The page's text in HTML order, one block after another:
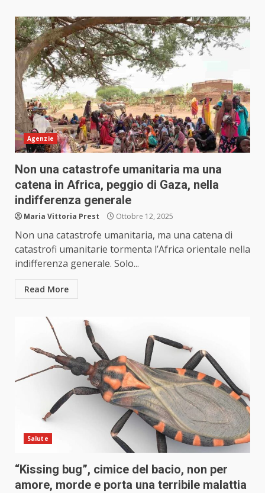
Agenzie
Non una catastrofe umanitaria ma una
catena in Africa, peggio di Gaza, nella
indifferenza generale
Maria Vittoria Prest Ottobre 12, 2025
Non una catastrofe umanitaria, ma una catena di
catastrofi umanitarie tormenta l’Africa orientale nella
indifferenza generale. Solo...
Read More
Salute
“Kissing bug”, cimice del bacio, non per
amore, morde e porta una terribile malattia